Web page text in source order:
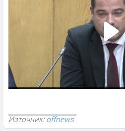
Източник:offnews